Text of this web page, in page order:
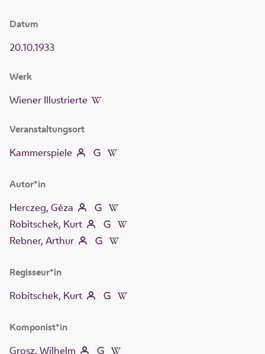
Autor*in
Herczeg, Géza
Robitschek, Kurt
Rebner, Arthur
Regisseur*in
Robitschek, Kurt
Komponist*in
Grosz, Wilhelm
Veranstaltungsort
Kammerspiele
Datum
20.10.1933
Werk
Wiener Illustrierte